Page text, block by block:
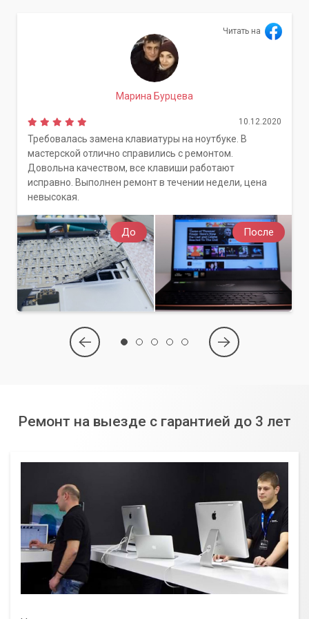
До После
Читать на
Марина Бурцева
10.12.2020
Требовалась замена клавиатуры на ноутбуке. В
мастерской отлично справились с ремонтом.
Довольна качеством, все клавиши работают
исправно. Выполнен ремонт в течении недели, цена
невысокая.
Ремонт на выезде с гарантией до 3 лет